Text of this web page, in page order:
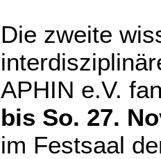
Die zweite
APHIN e.V.
bis So. 27.
im Festsaal